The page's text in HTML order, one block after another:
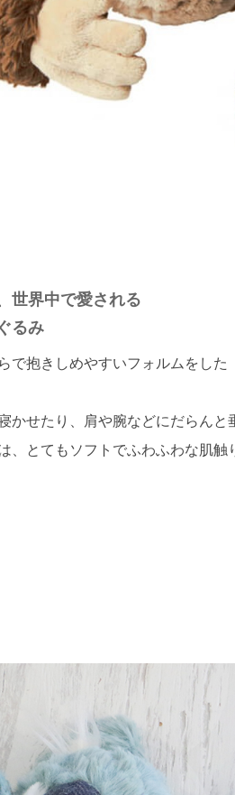
世界中で愛される
るみ
で抱きしめやすいフォルムをし
かせたり、肩や腕などにだらんと
、とてもソフトでふわふわな肌触